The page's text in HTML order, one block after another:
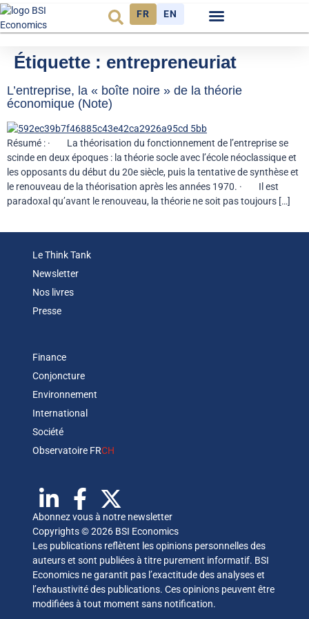
FR EN
Étiquette : entrepreneuriat
L’entreprise, la « boîte noire » de la théorie
économique (Note)
Résumé : · La théorisation du fonctionnement de l’entreprise se
scinde en deux époques : la théorie socle avec l’école néoclassique et
les opposants du début du 20e siècle, puis la tentative de synthèse et
le renouveau de la théorisation après les années 1970. · Il est
paradoxal qu’avant le renouveau, la théorie ne soit pas toujours […]
Le Think Tank
Newsletter
Nos livres
Presse
Finance
Conjoncture
Environnement
International
Société
Observatoire FRCH
Abonnez vous à notre newsletter
Copyrights © 2026 BSI Economics
Les publications reflètent les opinions personnelles des
auteurs et sont publiées à titre purement informatif. BSI
Economics ne garantit pas l’exactitude des analyses et
l’exhaustivité des publications. Ces opinions peuvent être
modifiées à tout moment sans notification.